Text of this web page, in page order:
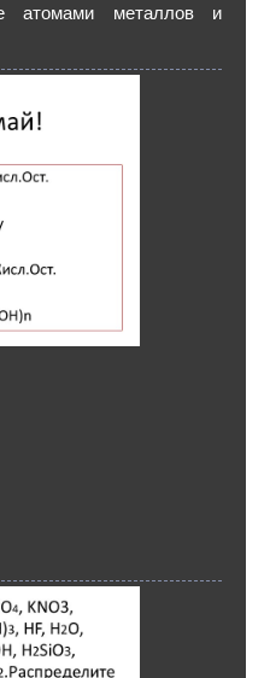
атомами металлов и